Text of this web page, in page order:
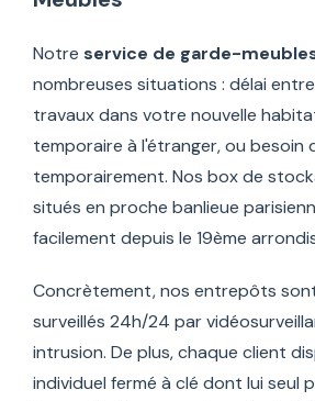
Notre service de garde-
nombreuses situations : délai
travaux dans votre nouvelle
temporaire à l'étranger, ou besoin
temporairement. Nos box de
situés en proche banlieue
facilement depuis le 19ème
Concrètement, nos entrepôts
surveillés 24h/24 par
intrusion. De plus, chaque client
individuel fermé à clé dont lui seul